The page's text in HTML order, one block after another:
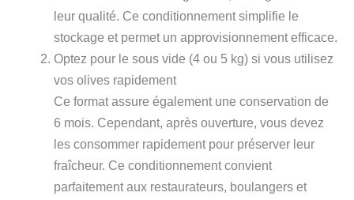
leur qualité. Ce conditionnement simplifie le
stockage et permet un approvisionnement efficace.
Optez pour le sous vide (4 ou 5 kg) si vous utilisez
vos olives rapidement
Ce format assure également une conservation de
6 mois. Cependant, après ouverture, vous devez
les consommer rapidement pour préserver leur
fraîcheur. Ce conditionnement convient
parfaitement aux restaurateurs, boulangers et